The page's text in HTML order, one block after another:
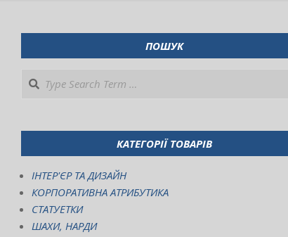
ПОШУК
Search
КАТЕГОРІЇ ТОВАРІВ
ІНТЕР'ЄР ТА ДИЗАЙН
КОРПОРАТИВНА АТРИБУТИКА
СТАТУЕТКИ
ШАХИ, НАРДИ